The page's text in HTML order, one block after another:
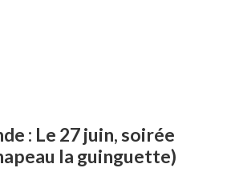
: Le 27 juin, soirée
la guinguette)